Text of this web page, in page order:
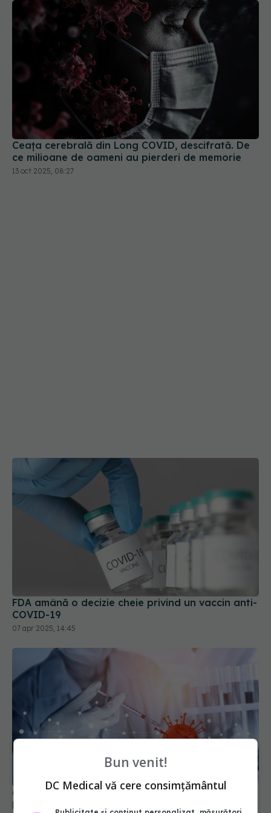
Ceața cerebrală din Long COVID, descifrată. De
ce milioane de oameni au pierderi de memorie
13 oct 2025, 08:27
FDA amână o decizie cheie privind un vaccin anti-
COVID-19
07 apr 2025, 14:45
COVID-19 a demonstrat că descoperirile
biomedicale nu sunt suficiente pentru a elimina o
Bun venit!
DC Medical vă cere consimțământul